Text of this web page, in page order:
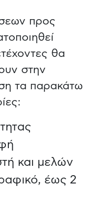
προς
θα
στην
τα παρακάτω
και μελών
έως 2